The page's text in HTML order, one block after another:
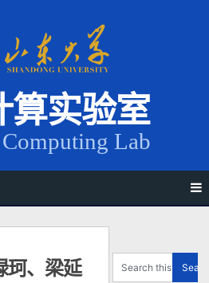
算实验室
Lab
珂、梁延